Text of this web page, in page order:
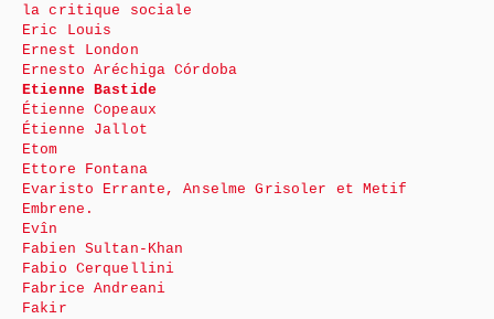
la critique sociale
Eric Louis
Ernest London
Ernesto Aréchiga Córdoba
Etienne Bastide
Étienne Copeaux
Étienne Jallot
Etom
Ettore Fontana
Evaristo Errante, Anselme Grisoler et Metif
Embrene.
Evîn
Fabien Sultan-Khan
Fabio Cerquellini
Fabrice Andreani
Fakir